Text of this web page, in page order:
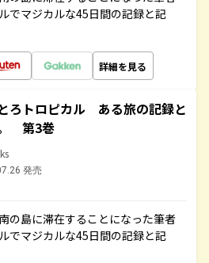
でマジカルな45日間の記録と記
詳細を見る
ろトロピカル ある旅の記録と
第3巻
発売
の島に滞在することになった筆者
でマジカルな45日間の記録と記